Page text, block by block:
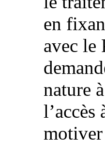
en
avec le
nature
motiver